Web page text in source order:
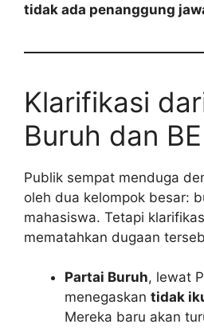
tidak ada penanggung
Klarifikasi
Buruh dan
Publik sempat menduga
oleh dua kelompok besar:
mahasiswa. Tetapi
mematahkan dugaan
Partai Buruh, lewat
menegaskan tidak
Mereka baru akan